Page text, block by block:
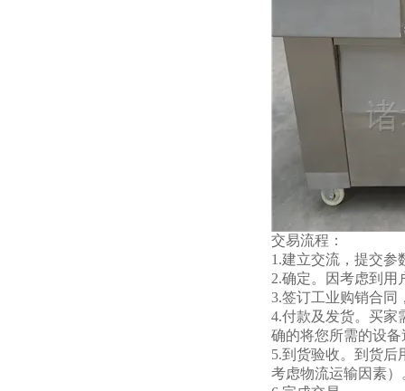
交易流程：
1.建立交流，提交参
2.确定。因考虑到用
3.签订工业购销合同
4.付款及发货。买家
确的将您所需的设
5.到货验收。到货后
考虑物流运输因素